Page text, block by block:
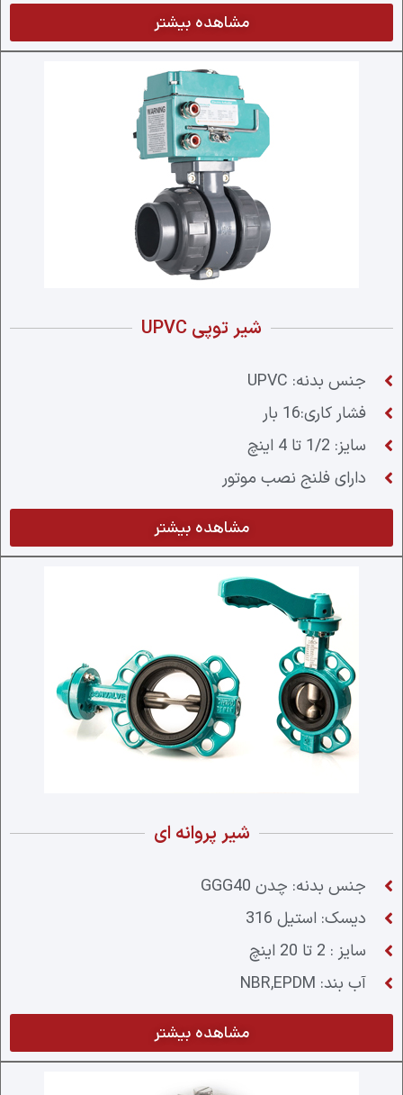
مشاهده بیشتر
شیر توپی UPVC
جنس بدنه: UPVC
فشار کاری:16 بار
سایز: 1/2 تا 4 اینچ
دارای فلنج نصب موتور
مشاهده بیشتر
شیر پروانه ای
جنس بدنه: چدن GGG40
دیسک: استیل 316
سایز : 2 تا 20 اینچ
آب بند: NBR,EPDM
مشاهده بیشتر